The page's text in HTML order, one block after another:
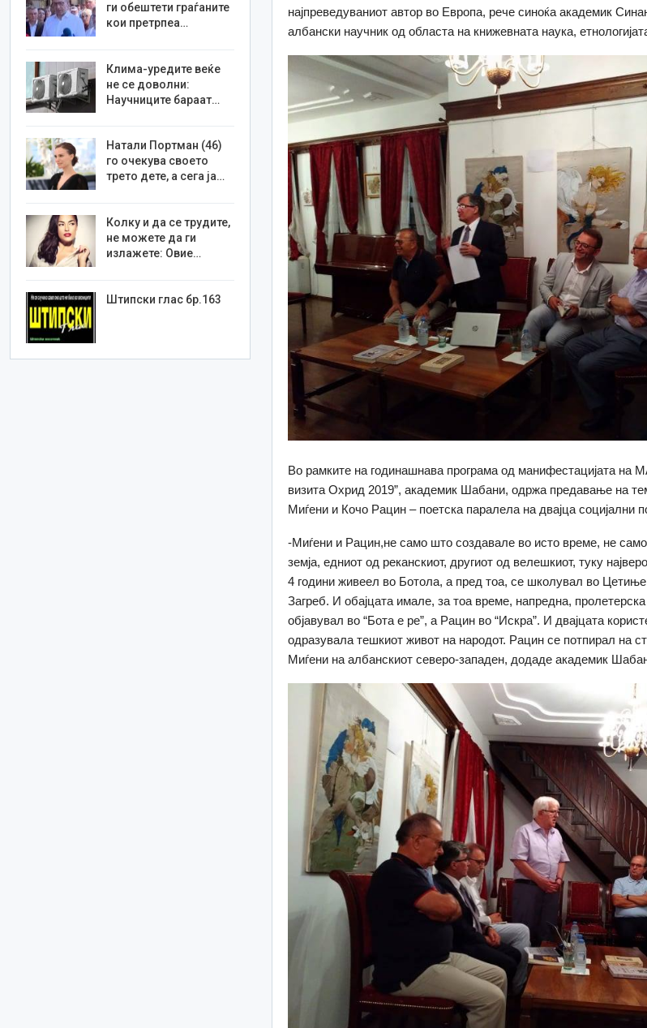
најпреведуваниот автор во Европа, рече синоќа академик
албански научник од областа на книжевната наука,
Во рамките на годинашнава програма од манифестацијата на
визита Охрид 2019”, академик Шабани, одржа предавање на
Миѓени и Кочо Рацин – поетска паралела на двајца социјални
-Миѓени и Рацин,не само што создавале во исто време, не
земја, едниот од реканскиот, другиот од велешкиот, туку
4 години живеел во Ботола, а пред тоа, се школувал во
Загреб. И обајцата имале, за тоа време, напредна,
објавувал во “Бота е ре”, а Рацин во “Искра”. И двајцата
одразувала тешкиот живот на народот. Рацин се потпирал на
Миѓени на албанскиот северо-западен, додаде академик
ги обештети граѓаните
кои претрпеа…
Клима-уредите веќе
не се доволни:
Научниците бараат…
Натали Портман (46)
го очекува своето
трето дете, а сега ја…
Колку и да се трудите,
не можете да ги
излажете: Овие…
Штипски глас бр.163